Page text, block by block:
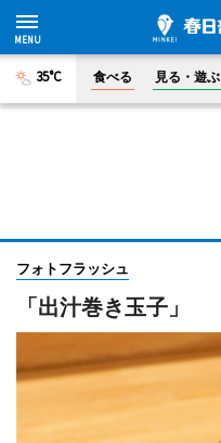
35°C 食べる 見る・遊ぶ
フォトフラッシュ
「出汁巻き玉子」